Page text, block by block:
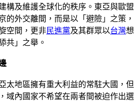
構及維護全球化的秩序。東亞與歐盟
的外交離間，而是以「避險」之策，
空間，更非民進黨及其群眾以台灣想
共」之舉。
太地區擁有重大利益的常駐大國，但
域內國家不希望在兩者間被迫作出選